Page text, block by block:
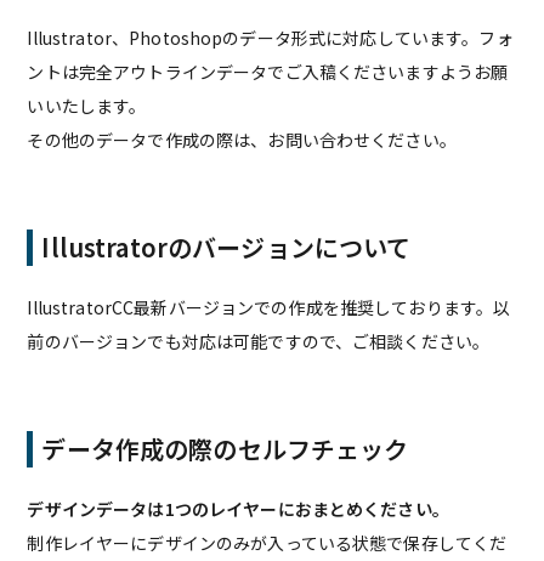
Illustrator、Photoshopのデータ形式に対応しています。フォ
ントは完全アウトラインデータでご入稿くださいますようお願
いいたします。
その他のデータで作成の際は、お問い合わせください。
Illustratorのバージョンについて
IllustratorCC最新バージョンでの作成を推奨しております。以
前のバージョンでも対応は可能ですので、ご相談ください。
データ作成の際のセルフチェック
デザインデータは1つのレイヤーにおまとめください。
制作レイヤーにデザインのみが入っている状態で保存してくだ